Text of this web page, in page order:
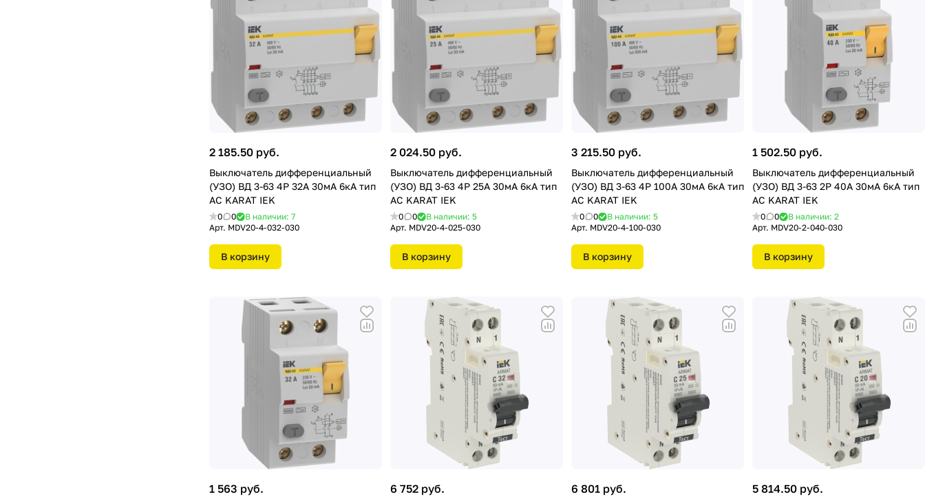
2 185.50 руб.
Выключатель дифференциальный
(УЗО) ВД 3-63 4Р 32А 30мA 6кА тип
АС KARAT IEK
0 0
В наличии: 7
Арт. MDV20-4-032-030
В корзину
2 024.50 руб.
Выключатель дифференциальный
(УЗО) ВД 3-63 4Р 25А 30мA 6кА тип
АС KARAT IEK
0 0
В наличии: 5
Арт. MDV20-4-025-030
В корзину
3 215.50 руб.
Выключатель дифференциальный
(УЗО) ВД 3-63 4Р 100А 30мA 6кА тип
АС KARAT IEK
0 0
В наличии: 5
Арт. MDV20-4-100-030
В корзину
1 502.50 руб.
Выключатель дифференциальный
(УЗО) ВД 3-63 2Р 40А 30мA 6кА тип
АС KARAT IEK
0 0
В наличии: 2
Арт. MDV20-2-040-030
В корзину
1 563 руб. 6 752 руб. 6 801 руб. 5 814.50 руб.